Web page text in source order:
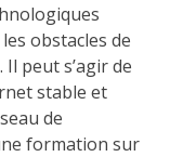
obstacles de
peut s’agir de
stable et
de
formation sur